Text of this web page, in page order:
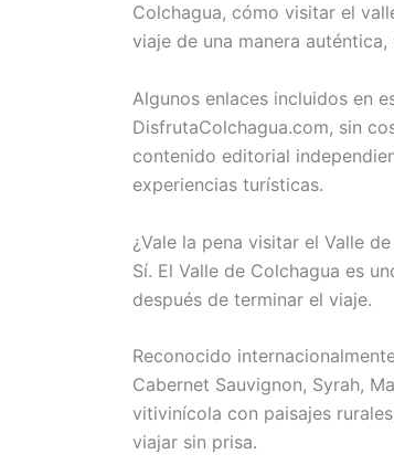
Colchagua, cómo visitar el
viaje de una manera
Algunos enlaces incluidos en
DisfrutaColchagua.com, sin
contenido editorial
experiencias turísticas.
¿Vale la pena visitar el Valle
Sí. El Valle de Colchagua es
después de terminar el viaje.
Reconocido
Cabernet Sauvignon, Syrah,
vitivinícola con paisajes
viajar sin prisa.